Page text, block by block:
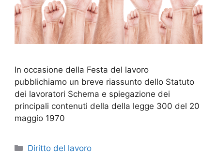
In occasione della Festa del lavoro
pubblichiamo un breve riassunto dello Statuto
dei lavoratori Schema e spiegazione dei
principali contenuti della della legge 300 del 20
maggio 1970
Categorie
Diritto del lavoro